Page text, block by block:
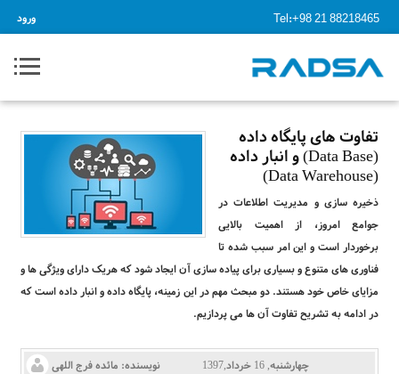
ورود Tel:+98 21 88218465
تفاوت های پایگاه داده
(Data Base) و انبار داده
(Data Warehouse)
ذخیره سازی و مدیریت اطلاعات در
جوامع امروز، از اهمیت بالایی
برخوردار است و این امر سبب شده تا
فناوری های متنوع و بسیاری برای پیاده سازی آن ایجاد شود که هریک دارای ویژگی ها و
مزایای خاص خود هستند. دو مبحث مهم در این زمینه، پایگاه داده و انبار داده است که
در ادامه به تشریح تفاوت آن ها می پردازیم.
نویسنده: مائده فرج اللهی چهارشنبه, 16 خرداد,1397